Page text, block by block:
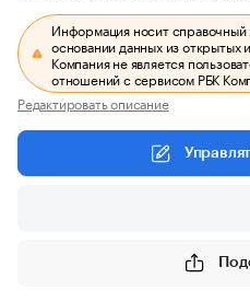
Информация носит справочный
основании данных из открытых
Компания не является
отношений с сервисом РБК
Редактировать описание